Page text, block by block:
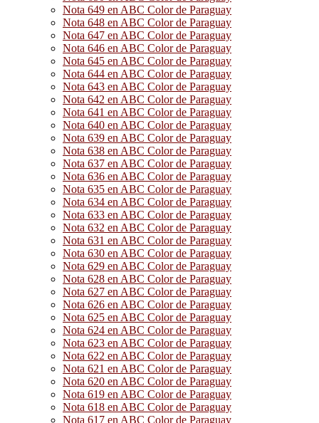
Nota 649 en ABC Color de Paraguay
Nota 648 en ABC Color de Paraguay
Nota 647 en ABC Color de Paraguay
Nota 646 en ABC Color de Paraguay
Nota 645 en ABC Color de Paraguay
Nota 644 en ABC Color de Paraguay
Nota 643 en ABC Color de Paraguay
Nota 642 en ABC Color de Paraguay
Nota 641 en ABC Color de Paraguay
Nota 640 en ABC Color de Paraguay
Nota 639 en ABC Color de Paraguay
Nota 638 en ABC Color de Paraguay
Nota 637 en ABC Color de Paraguay
Nota 636 en ABC Color de Paraguay
Nota 635 en ABC Color de Paraguay
Nota 634 en ABC Color de Paraguay
Nota 633 en ABC Color de Paraguay
Nota 632 en ABC Color de Paraguay
Nota 631 en ABC Color de Paraguay
Nota 630 en ABC Color de Paraguay
Nota 629 en ABC Color de Paraguay
Nota 628 en ABC Color de Paraguay
Nota 627 en ABC Color de Paraguay
Nota 626 en ABC Color de Paraguay
Nota 625 en ABC Color de Paraguay
Nota 624 en ABC Color de Paraguay
Nota 623 en ABC Color de Paraguay
Nota 622 en ABC Color de Paraguay
Nota 621 en ABC Color de Paraguay
Nota 620 en ABC Color de Paraguay
Nota 619 en ABC Color de Paraguay
Nota 618 en ABC Color de Paraguay
Nota 617 en ABC Color de Paraguay